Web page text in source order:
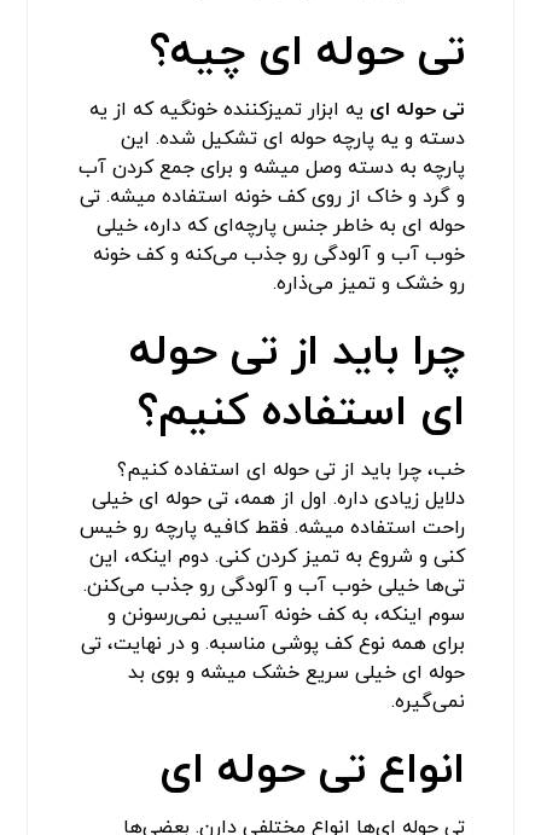
تی حوله ای چیه؟
تی حوله ای یه ابزار تمیزکننده خونگیه که از یه
دسته و یه پارچه حوله ای تشکیل شده. این
پارچه به دسته وصل میشه و برای جمع کردن آب
و گرد و خاک از روی کف خونه استفاده میشه. تی
حوله ای به خاطر جنس پارچه‌ای که داره، خیلی
خوب آب و آلودگی رو جذب می‌کنه و کف خونه
رو خشک و تمیز می‌ذاره.
چرا باید از تی حوله
ای استفاده کنیم؟
خب، چرا باید از تی حوله ای استفاده کنیم؟
دلایل زیادی داره. اول از همه، تی حوله ای خیلی
راحت استفاده میشه. فقط کافیه پارچه رو خیس
کنی و شروع به تمیز کردن کنی. دوم اینکه، این
تی‌ها خیلی خوب آب و آلودگی رو جذب می‌کنن.
سوم اینکه، به کف خونه آسیبی نمی‌رسونن و
برای همه نوع کف پوشی مناسبه. و در نهایت، تی
حوله ای خیلی سریع خشک میشه و بوی بد
نمی‌گیره.
انواع تی حوله ای
تی حوله ای‌ها انواع مختلفی دارن. بعضی‌ها